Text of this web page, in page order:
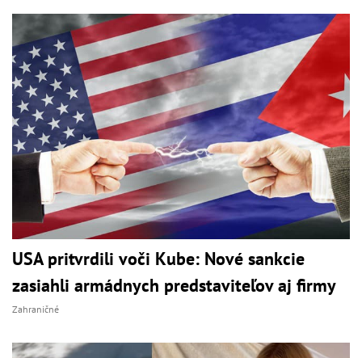
USA pritvrdili voči Kube: Nové sankcie
zasiahli armádnych predstaviteľov aj firmy
Zahraničné